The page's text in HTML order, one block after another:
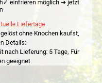
einfrieren möglich ➜ jetzt
Liefertage
ohne Knochen kaufst,
Details:
nach Lieferung: 5 Tage, Für
geeignet